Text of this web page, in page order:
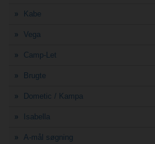
Kabe
Vega
Camp-Let
Brugte
Dometic / Kampa
Isabella
A-mål søgning